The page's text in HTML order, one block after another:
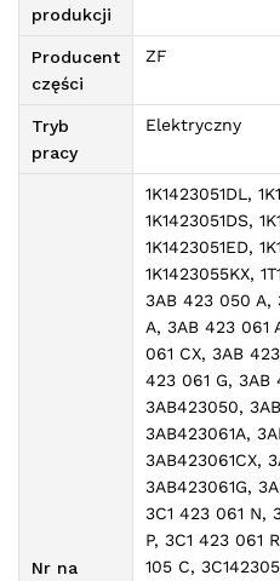
produkcji
Producent
części
ZF
Tryb
pracy
Elektryczny
Nr na
1K1423051DL,
1K1423051DS,
1K1423051ED,
1K1423055KX,
3AB 423 050 A,
A, 3AB 423 061
061 CX, 3AB
423 061 G, 3AB
3AB423050,
3AB423061A,
3AB423061CX,
3AB423061G,
3C1 423 061 N,
P, 3C1 423 061
105 C,